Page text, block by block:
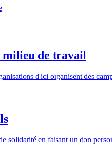
milieu de travail
d'ici organisent des
solidarité en faisant un don